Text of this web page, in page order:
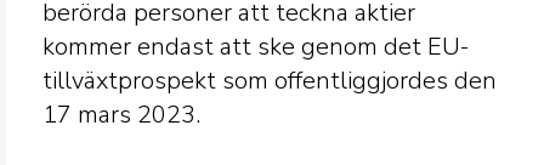
berörda personer att teckna aktier
kommer endast att ske genom det EU-
tillväxtprospekt som offentliggjordes den
17 mars 2023.